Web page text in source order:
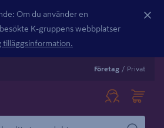
Om du använder en
K-gruppens webbplatser
tilläggsinformation.
Företag / Privat